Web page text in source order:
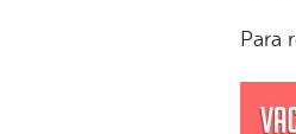
Para